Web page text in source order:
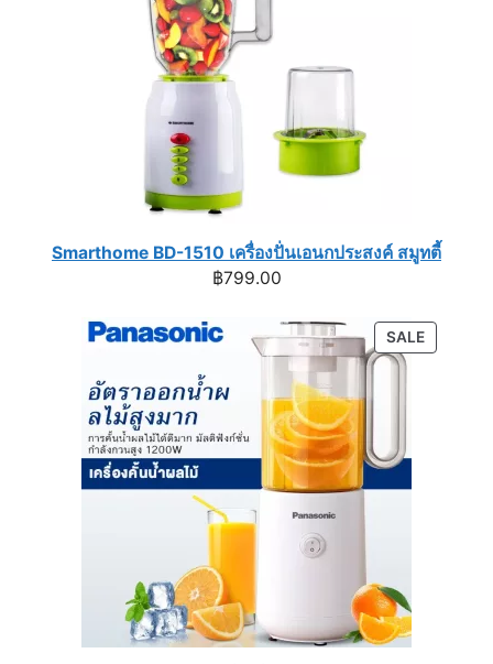
Smarthome BD-1510 เครื่องปั่นเอนกประสงค์ สมูทตี้
฿799.00
SALE
ON